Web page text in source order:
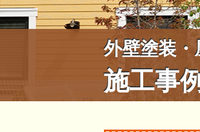
外壁塗装
施工事